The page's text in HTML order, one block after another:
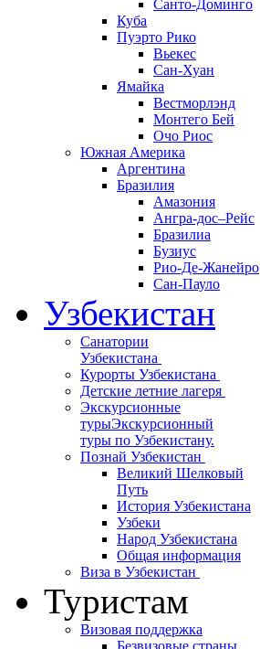
Санто-Доминго
Куба
Пуэрто Рико
Вьекес
Сан-Хуан
Ямайка
Вестморлэнд
Монтего Бей
Очо Риос
Южная Америка
Аргентина
Бразилия
Амазония
Ангра-дос–Рейс
Бразилиа
Бузиус
Рио-Де-Жанейро
Сан-Пауло
Узбекистан
Санатории
Узбекистана
Курорты Узбекистана
Детские летние лагеря
Экскурсионные
турыЭкскурсионный
туры по Узбекистану.
Познай Узбекистан
Великий Шелковый
Путь
История Узбекистана
Узбеки
Народ Узбекистана
Общая информация
Виза в Узбекистан
Туристам
Визовая поддержка
Безвизовые страны